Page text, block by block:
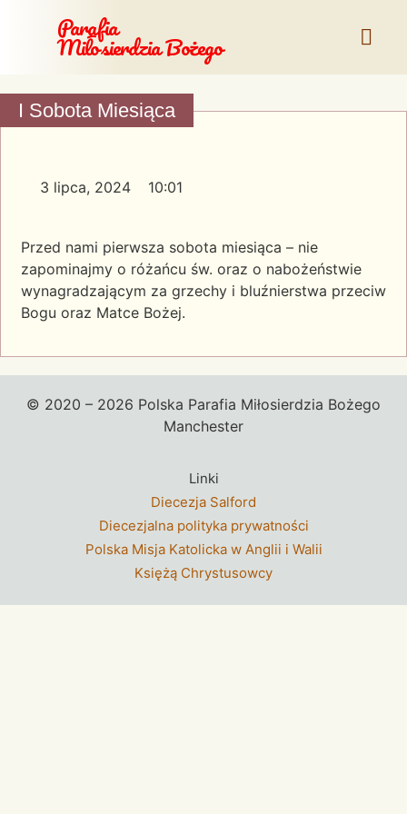
Parafia
Miłosierdzia Bożego
I Sobota Miesiąca
3 lipca, 2024 10:01
Przed nami pierwsza sobota miesiąca – nie
zapominajmy o różańcu św. oraz o nabożeństwie
wynagradzającym za grzechy i bluźnierstwa przeciw
Bogu oraz Matce Bożej.
© 2020 – 2026 Polska Parafia Miłosierdzia Bożego
Manchester
Linki
Diecezja Salford
Diecezjalna polityka prywatności
Polska Misja Katolicka w Anglii i Walii
Księżą Chrystusowcy